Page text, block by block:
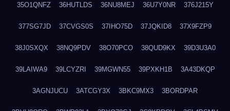
35O1QNFZ 36HUTLDS 36NU8MEJ 36U7Y0NR 376J215Y
377SG7JD 37CVGS0S 37IHO75D 37JQKID8 37X9FZP9
38J0SXQX 38NQ9PDV 38O70PCO 38QUD9KX 39D3U3A0
39LAIWA9 39LCYZRI 39MGWN55 39PXKH1B 3A43DKQP
3AGNJUCU 3ATCGY3X 3BKC9MX3 3BORDPAR